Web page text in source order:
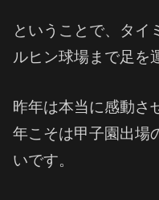
ということで、タイ
ルヒン球場まで足を
昨年は本当に感動さ
年こそは甲子園出場
いです。